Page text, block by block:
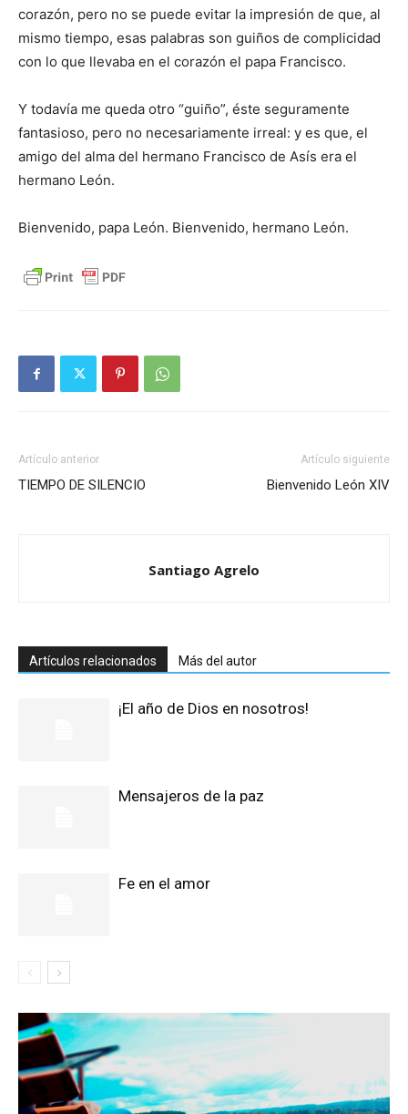
corazón, pero no se puede evitar la impresión de que, al
mismo tiempo, esas palabras son guiños de complicidad
con lo que llevaba en el corazón el papa Francisco.
Y todavía me queda otro “guiño”, éste seguramente
fantasioso, pero no necesariamente irreal: y es que, el
amigo del alma del hermano Francisco de Asís era el
hermano León.
Bienvenido, papa León. Bienvenido, hermano León.
Artículo anterior
TIEMPO DE SILENCIO
Artículo siguiente
Bienvenido León XIV
Santiago Agrelo
Artículos relacionados Más del autor
¡El año de Dios en nosotros!
Mensajeros de la paz
Fe en el amor